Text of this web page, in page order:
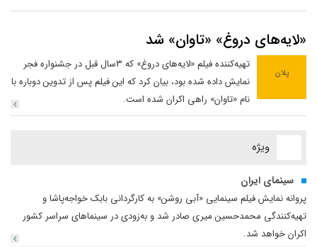
«لایه‌های دروغ» ‌«تاوان» شد
پلان
تهیه‌کننده فیلم «لایه‌های دروغ» که 3سال قبل در جشنواره فجر
نمایش داده شده بود، بیان کرد که این فیلم پس از تدوین دوباره با
نام «تاوان» راهی اکران شده است.
ویژه
سینمای ایران
‌پروانه نمایش فیلم سینمایی «آبی روشن» به کارگردانی بابک خواجه‌پاشا و
تهیه‌کنندگی محمدحسین میری صادر شد و به‌زودی در سینماهای سراسر کشور
اکران خواهد شد.